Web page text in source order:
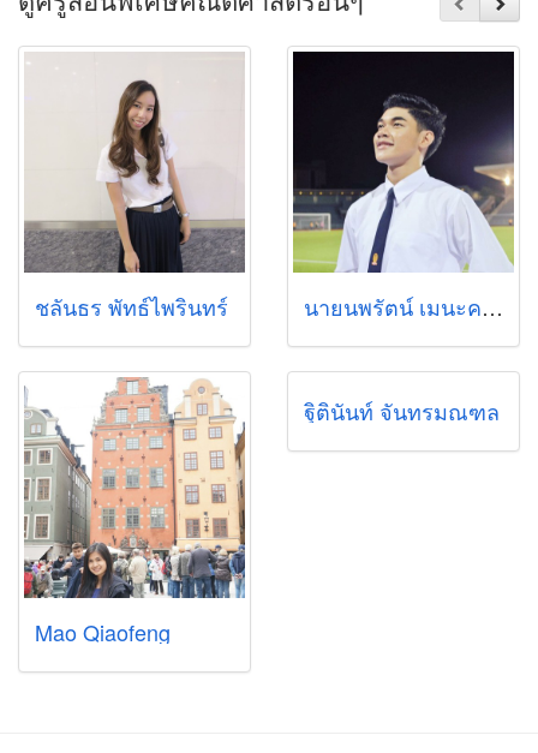
ชลันธร พัทธ์ไพรินทร์ นายนพรัตน์ เมนะคงคา
Mao Qiaofeng
ฐิตินันท์ จันทรมณฑล